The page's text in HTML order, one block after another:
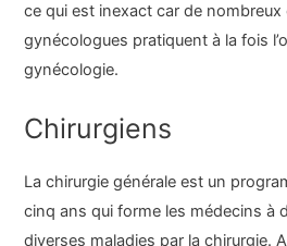
ce qui est inexact car de
gynécologues pratiquent à la fois
gynécologie.
Chirurgiens
La chirurgie générale est un
cinq ans qui forme les médecins à
diverses maladies par la chirurgie.